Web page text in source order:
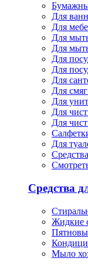
Для
Для
Для
Для
Для
Для
Для
Для
Для
Для
Для
Для
Средства
Жидкие
Мыло